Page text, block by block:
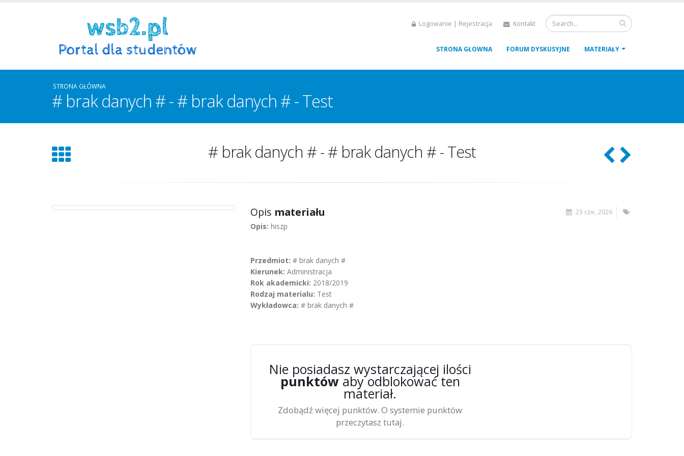
Logowanie | Rejestracja Kontakt
STRONA GŁOWNA FORUM DYSKUSYJNE MATERIAŁY
STRONA GŁÓWNA
# brak danych # - # brak danych # - Test
# brak danych # - # brak danych # - Test
23 cze, 2026
Opis materiału
Opis: hiszp
Przedmiot: # brak danych #
Kierunek: Administracja
Rok akademicki: 2018/2019
Rodzaj materialu: Test
Wykładowca: # brak danych #
Nie posiadasz wystarczającej ilości
punktów aby odblokować ten
materiał.
Zdobądź więcej punktów. O systemie punktów
przeczytasz tutaj.